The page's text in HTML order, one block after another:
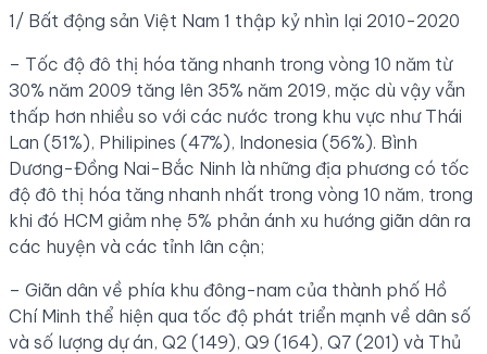
1/ Bất động sản Việt Nam 1 thập kỷ nhìn lại 2010-2020
– Tốc độ đô thị hóa tăng nhanh trong vòng 10 năm từ
30% năm 2009 tăng lên 35% năm 2019, mặc dù vậy vẫn
thấp hơn nhiều so với các nước trong khu vực như Thái
Lan (51%), Philipines (47%), Indonesia (56%). Bình
Dương-Đồng Nai-Bắc Ninh là những địa phương có tốc
độ đô thị hóa tăng nhanh nhất trong vòng 10 năm, trong
khi đó HCM giảm nhẹ 5% phản ánh xu hướng giãn dân ra
các huyện và các tỉnh lân cận;
– Giãn dân về phía khu đông-nam của thành phố Hồ
Chí Minh thể hiện qua tốc độ phát triển mạnh về dân số
và số lượng dự án, Q2 (149), Q9 (164), Q7 (201) và Thủ